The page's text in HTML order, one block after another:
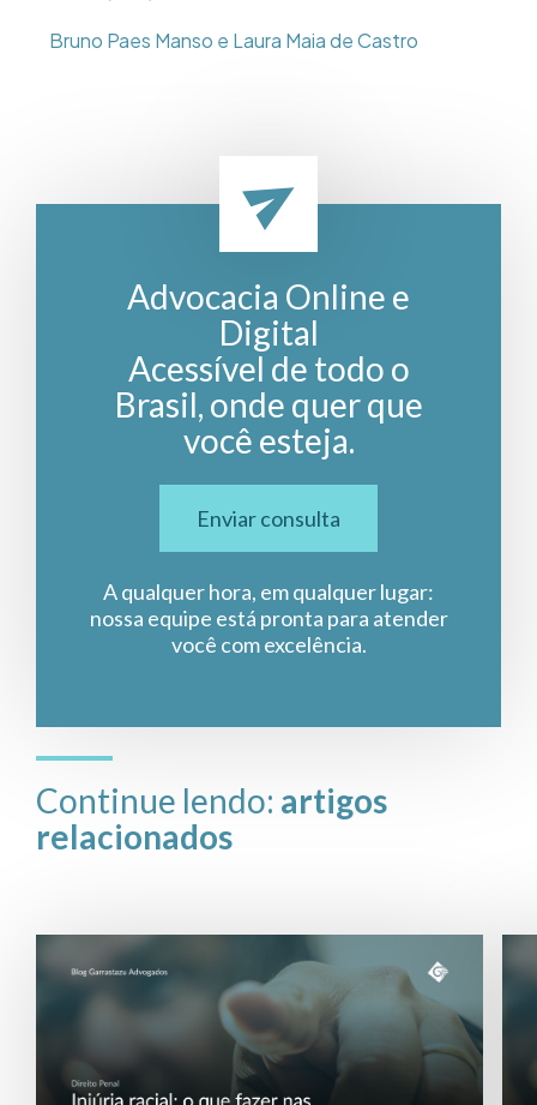
Bruno Paes Manso e Laura Maia de Castro
Advocacia Online e
Digital
Acessível de todo o
Brasil, onde quer que
você esteja.
Enviar consulta
A qualquer hora, em qualquer lugar:
nossa equipe está pronta para atender
você com excelência.
Continue lendo: artigos
relacionados